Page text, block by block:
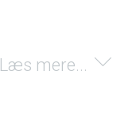
Læs mere...